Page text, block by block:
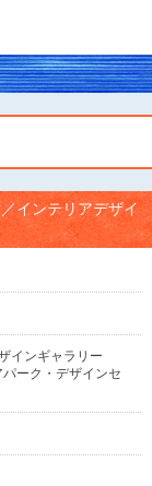
インテリアデザイ
インギャラリー
ーク・デザインセ